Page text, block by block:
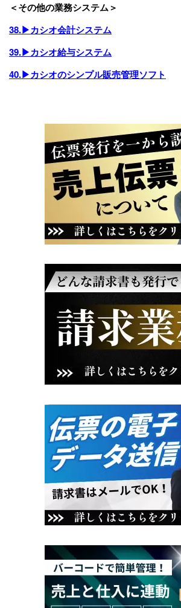
＜その他の業務システム＞
38.▶カシオ会計システム
39.▶カシオ給与システム
40.▶カシオのシンプル販売管理ソフト